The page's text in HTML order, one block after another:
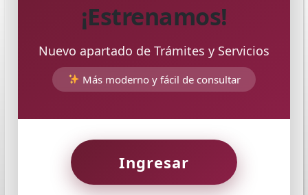
¡Estrenamos!
Nuevo apartado de Trámites y Servicios
Más moderno y fácil de consultar
Ingresar